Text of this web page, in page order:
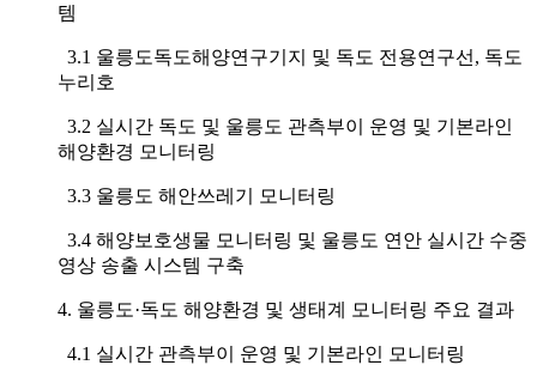
템
3.1 울릉도독도해양연구기지 및 독도 전용연구선, 독도
누리호
3.2 실시간 독도 및 울릉도 관측부이 운영 및 기본라인
해양환경 모니터링
3.3 울릉도 해안쓰레기 모니터링
3.4 해양보호생물 모니터링 및 울릉도 연안 실시간 수중
영상 송출 시스템 구축
4. 울릉도·독도 해양환경 및 생태계 모니터링 주요 결과
4.1 실시간 관측부이 운영 및 기본라인 모니터링